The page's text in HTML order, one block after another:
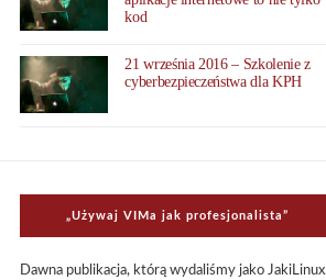
kod
21 września 2016 – Szkolenie z
cyberbezpieczeństwa dla KPH
„Uży­waj VIMa jak pro­fe­sjo­na­li­sta”
Dawna publi­ka­cja, którą wyda­li­śmy jako